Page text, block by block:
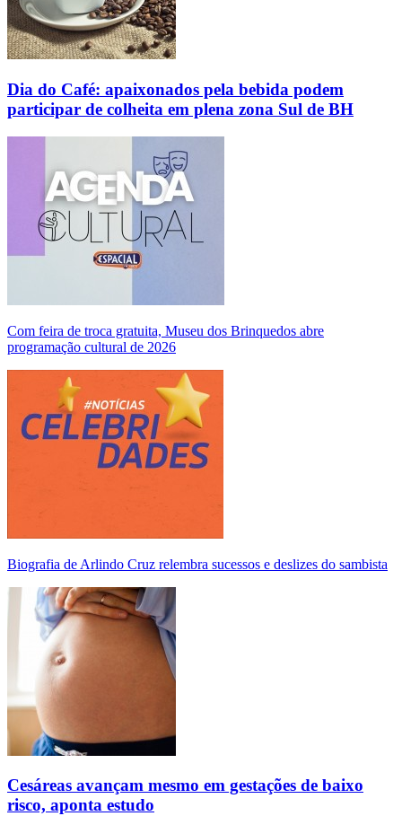
Dia do Café: apaixonados pela bebida podem
participar de colheita em plena zona Sul de BH
Com feira de troca gratuita, Museu dos Brinquedos abre
programação cultural de 2026
Biografia de Arlindo Cruz relembra sucessos e deslizes do sambista
Cesáreas avançam mesmo em gestações de baixo
risco, aponta estudo